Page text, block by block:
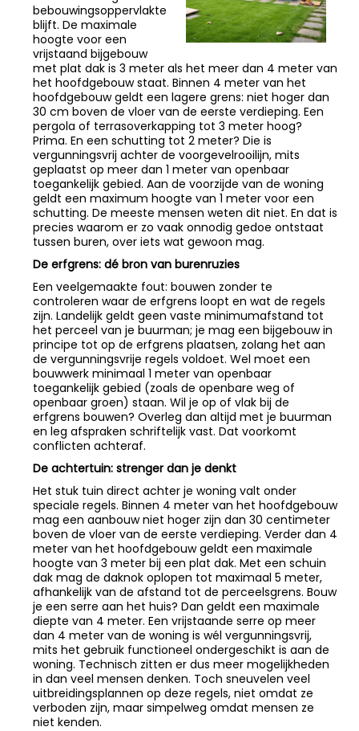
bebouwingsoppervlakte
blijft. De maximale
hoogte voor een
vrijstaand bijgebouw
met plat dak is 3 meter als het meer dan 4 meter van
het hoofdgebouw staat. Binnen 4 meter van het
hoofdgebouw geldt een lagere grens: niet hoger dan
30 cm boven de vloer van de eerste verdieping. Een
pergola of terrasoverkapping tot 3 meter hoog?
Prima. En een schutting tot 2 meter? Die is
vergunningsvrij achter de voorgevelrooilijn, mits
geplaatst op meer dan 1 meter van openbaar
toegankelijk gebied. Aan de voorzijde van de woning
geldt een maximum hoogte van 1 meter voor een
schutting. De meeste mensen weten dit niet. En dat is
precies waarom er zo vaak onnodig gedoe ontstaat
tussen buren, over iets wat gewoon mag.
De erfgrens: dé bron van burenruzies
Een veelgemaakte fout: bouwen zonder te
controleren waar de erfgrens loopt en wat de regels
zijn. Landelijk geldt geen vaste minimumafstand tot
het perceel van je buurman; je mag een bijgebouw in
principe tot op de erfgrens plaatsen, zolang het aan
de vergunningsvrije regels voldoet. Wel moet een
bouwwerk minimaal 1 meter van openbaar
toegankelijk gebied (zoals de openbare weg of
openbaar groen) staan. Wil je op of vlak bij de
erfgrens bouwen? Overleg dan altijd met je buurman
en leg afspraken schriftelijk vast. Dat voorkomt
conflicten achteraf.
De achtertuin: strenger dan je denkt
Het stuk tuin direct achter je woning valt onder
speciale regels. Binnen 4 meter van het hoofdgebouw
mag een aanbouw niet hoger zijn dan 30 centimeter
boven de vloer van de eerste verdieping. Verder dan 4
meter van het hoofdgebouw geldt een maximale
hoogte van 3 meter bij een plat dak. Met een schuin
dak mag de daknok oplopen tot maximaal 5 meter,
afhankelijk van de afstand tot de perceelsgrens. Bouw
je een serre aan het huis? Dan geldt een maximale
diepte van 4 meter. Een vrijstaande serre op meer
dan 4 meter van de woning is wél vergunningsvrij,
mits het gebruik functioneel ondergeschikt is aan de
woning. Technisch zitten er dus meer mogelijkheden
in dan veel mensen denken. Toch sneuvelen veel
uitbreidingsplannen op deze regels, niet omdat ze
verboden zijn, maar simpelweg omdat mensen ze
niet kenden.